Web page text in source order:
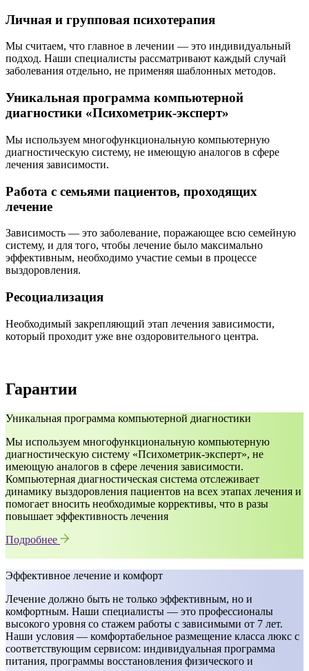
Личная и групповая психотерапия
Мы считаем, что главное в лечении — это индивидуальный
подход. Наши специалисты рассматривают каждый случай
заболевания отдельно, не применяя шаблонных методов.
Уникальная программа компьютерной
диагностики «Психометрик-эксперт»
Мы используем многофункциональную компьютерную
диагностическую систему, не имеющую аналогов в сфере
лечения зависимости.
Работа с семьями пациентов, проходящих
лечение
Зависимость — это заболевание, поражающее всю семейную
систему, и для того, чтобы лечение было максимально
эффективным, необходимо участие семьи в процессе
выздоровления.
Ресоциализация
Необходимый закрепляющий этап лечения зависимости,
который проходит уже вне оздоровительного центра.
Гарантии
Уникальная программа компьютерной диагностики
Мы используем многофункциональную компьютерную
диагностическую систему «Психометрик-эксперт», не
имеющую аналогов в сфере лечения зависимости.
Компьютерная диагностическая система отслеживает
динамику выздоровления пациентов на всех этапах лечения и
помогает вносить необходимые коррективы, что в разы
повышает эффективность лечения
Подробнее
Эффективное лечение и комфорт
Лечение должно быть не только эффективным, но и
комфортным. Наши специалисты — это профессионалы
высокого уровня со стажем работы с зависимыми от 7 лет.
Наши условия — комфортабельное размещение класса люкс с
соответствующим сервисом: индивидуальная программа
питания, программы восстановления физического и